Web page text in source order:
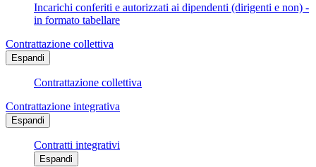
Incarichi conferiti e autorizzati ai dipendenti (dirigenti e non) -
in formato tabellare
Contrattazione collettiva
Espandi
Contrattazione collettiva
Contrattazione integrativa
Espandi
Contratti integrativi
Espandi